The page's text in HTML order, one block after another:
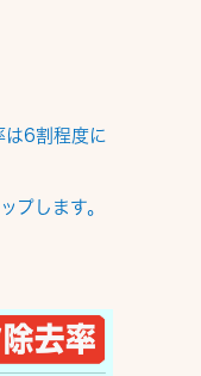
は6割程度に
プ します。